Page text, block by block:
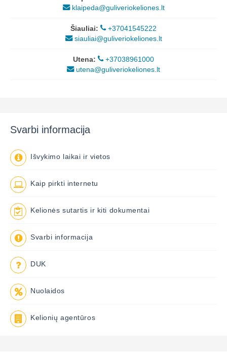
klaipeda@guliveriokeliones.lt
Šiauliai:
+37041545222
siauliai@guliveriokeliones.lt
Utena:
+37038961000
utena@guliveriokeliones.lt
Svarbi informacija
Išvykimo laikai ir vietos
Kaip pirkti internetu
Kelionės sutartis ir kiti dokumentai
Svarbi informacija
DUK
Nuolaidos
Kelionių agentūros